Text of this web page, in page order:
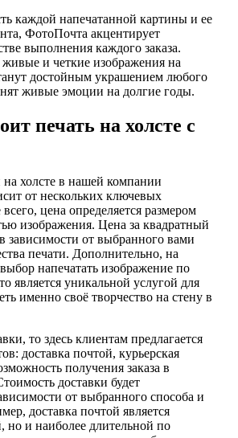
каждой напечатанной картины и ее
ФотоПочта акцентирует
выполнения каждого заказа.
живые и четкие изображения на
достойным украшением любого
живые эмоции на долгие годы.
печать на холсте с
холсте в нашей компании
от нескольких ключевых
цена определяется размером
изображения. Цена за квадратный
зависимости от выбранного вами
печати. Дополнительно, на
напечатать изображение по
является уникальной услугой для
именно своё творчество на стену в
то здесь клиентам предлагается
доставка почтой, курьерская
получения заказа в
доставки будет
от выбранного способа и
доставка почтой является
но и наиболее длительной по